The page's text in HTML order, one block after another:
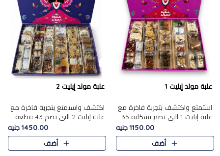
علبة مولد إيليت 1
استمتع واكتشف بتجربة فاخرة مع
علبة إيليت 1 التي تضم تشكليه 35
قطعة من أرقى حلويات المولد
المصري الأصيلة ,معروضة بشكل
جميل في علبة أنيقة ، في..
1150.00 جنيه
أضف
علبة مولد إيليت 2
اكتشف واستمتع بتجربة فاخرة مع
علبة إيليت 2 التي تضم 43 قطعة
تشكيلة من أرقى حلويات المولد
الشرقية المصرية الأصيلة ,معروضة
بشكل جميل في علبة أ..
1450.00 جنيه
أضف